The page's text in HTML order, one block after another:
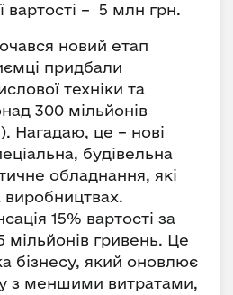
вартості – 5 млн грн.
новий етап
придбали
техніки та
300 мільйонів
Нагадаю, це – нові
будівельна
обладнання, які
15% вартості за
гривень. Це
бізнесу, який оновлює
з меншими витратами,